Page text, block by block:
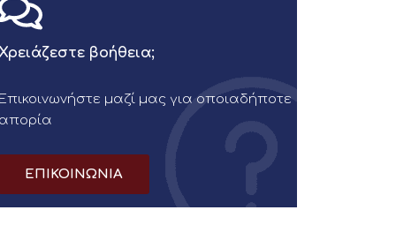
Χρειάζεστε βοήθεια;
Επικοινωνήστε μαζί μας για οποιαδήποτε
απορία
ΕΠΙΚΟΙΝΩΝΙΑ